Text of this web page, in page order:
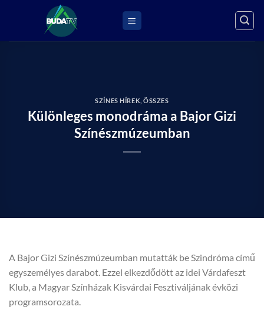
SZÍNES HÍREK ,ÖSSZES
Különleges monodráma a Bajor Gizi
Színészmúzeumban
A Bajor Gizi Színészmúzeumban mutatták be Szindróma című
egyszemélyes darabot. Ezzel elkezdődött az idei Várdafeszt
Klub, a Magyar Színházak Kisvárdai Fesztiváljának évközi
programsorozata.